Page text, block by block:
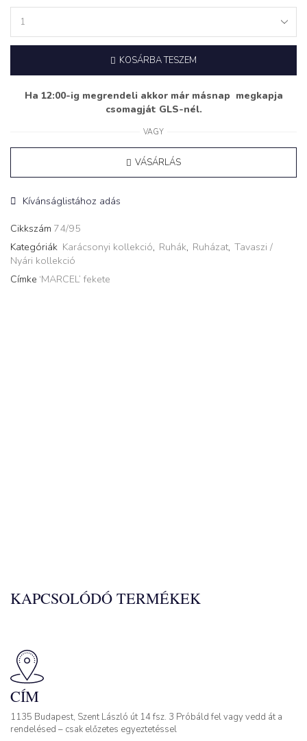
‘MARCEL’
quantity
KOSÁRBA TESZEM
Ha 12:00-ig megrendeli akkor már másnap megkapja
csomagját GLS-nél.
VAGY
VÁSÁRLÁS
Kívánságlistához adás
Cikkszám 74/95
Kategóriák Karácsonyi kollekció, Ruhák, Ruházat, Tavaszi /
Nyári kollekció
Címke ‘MARCEL’ fekete
KAPCSOLÓDÓ TERMÉKEK
CÍM
1135 Budapest, Szent László út 14 fsz. 3 Próbáld fel vagy vedd át a
rendelésed – csak előzetes egyeztetéssel